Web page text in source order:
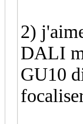
2)
DALI
GU10